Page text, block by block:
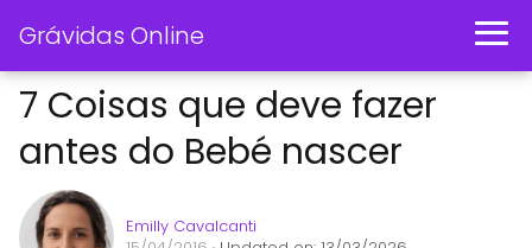
Grávidas Online
7 Coisas que deve fazer
antes do Bebé nascer
Emilly Cavalcanti